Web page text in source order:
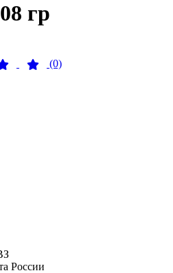
гр
(0)
России